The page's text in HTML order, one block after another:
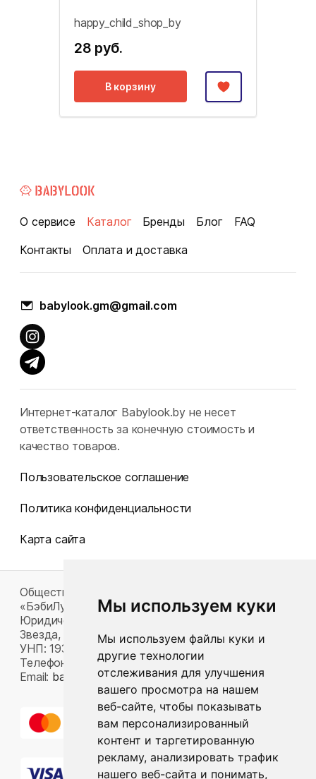
Мы используем куки
Мы используем файлы куки и
другие технологии
отслеживания для улучшения
вашего просмотра на нашем
веб-сайте, чтобы показывать
вам персонализированный
контент и таргетированную
рекламу, анализировать трафик
нашего веб-сайта и понимать,
happy_child_shop_by
28 руб.
В корзину
О сервисе Каталог Бренды Блог
FAQ
Контакты
Оплата и доставка
babylook.gm@gmail.com
Интернет-каталог Babylook.by не несет
ответственность за конечную стоимость и
качество товаров.
Пользовательское соглашение
Политика конфиденциальности
Карта сайта
Общество с ограниченной ответственностью
«БэбиЛук»
Юридический адрес: 220117, г. Минск, пр-т Газеты
Звезда, д. 16, пом. 52
УНП: 193815124
Телефон:
+375 33 392 66 63
Email: babylook.gm@gmail.com .